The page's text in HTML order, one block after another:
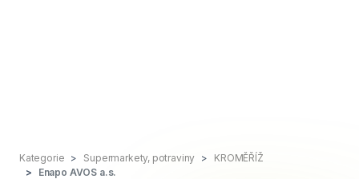
Kategorie Supermarkety, potraviny
KROMĚŘÍŽ
Enapo AVOS a.s.